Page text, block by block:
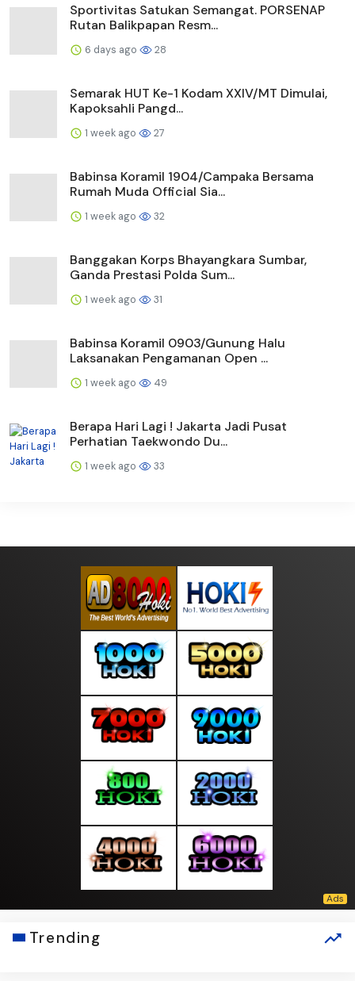
Sportivitas Satukan Semangat. PORSENAP
Rutan Balikpapan Resm...
6 days ago 28
Semarak HUT Ke-1 Kodam XXIV/MT Dimulai,
Kapoksahli Pangd...
1 week ago 27
Babinsa Koramil 1904/Campaka Bersama
Rumah Muda Official Sia...
1 week ago 32
Banggakan Korps Bhayangkara Sumbar,
Ganda Prestasi Polda Sum...
1 week ago 31
Babinsa Koramil 0903/Gunung Halu
Laksanakan Pengamanan Open ...
1 week ago 49
Berapa Hari Lagi ! Jakarta Jadi Pusat
Perhatian Taekwondo Du...
1 week ago 33
Trending